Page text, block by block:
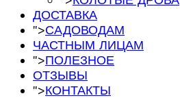
ДОСТАВКА
">САДОВОДАМ
ЧАСТНЫМ ЛИЦАМ
">ПОЛЕЗНОЕ
ОТЗЫВЫ
">КОНТАКТЫ